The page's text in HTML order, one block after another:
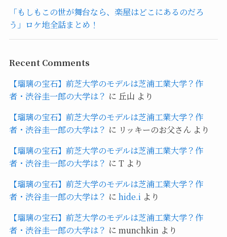
「もしもこの世が舞台なら、楽屋はどこにあるのだろ
う」ロケ地全話まとめ！
Recent Comments
【瑠璃の宝石】前芝大学のモデルは芝浦工業大学？作
者・渋谷圭一郎の大学は？ に 丘山 より
【瑠璃の宝石】前芝大学のモデルは芝浦工業大学？作
者・渋谷圭一郎の大学は？ に リッキーのお父さんより
【瑠璃の宝石】前芝大学のモデルは芝浦工業大学？作
者・渋谷圭一郎の大学は？ に Tより
【瑠璃の宝石】前芝大学のモデルは芝浦工業大学？作
者・渋谷圭一郎の大学は？ に hide.iより
【瑠璃の宝石】前芝大学のモデルは芝浦工業大学？作
者・渋谷圭一郎の大学は？ に munchkinより